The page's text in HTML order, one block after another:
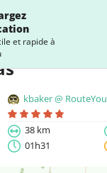
et rapide à
kbaker @ RouteYou
38 km
01h31